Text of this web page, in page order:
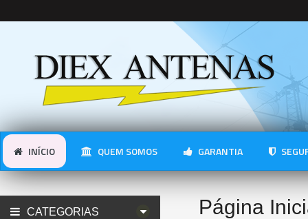
INÍCIO QUEM SOMOS GARANTIA
CATEGORIAS Página